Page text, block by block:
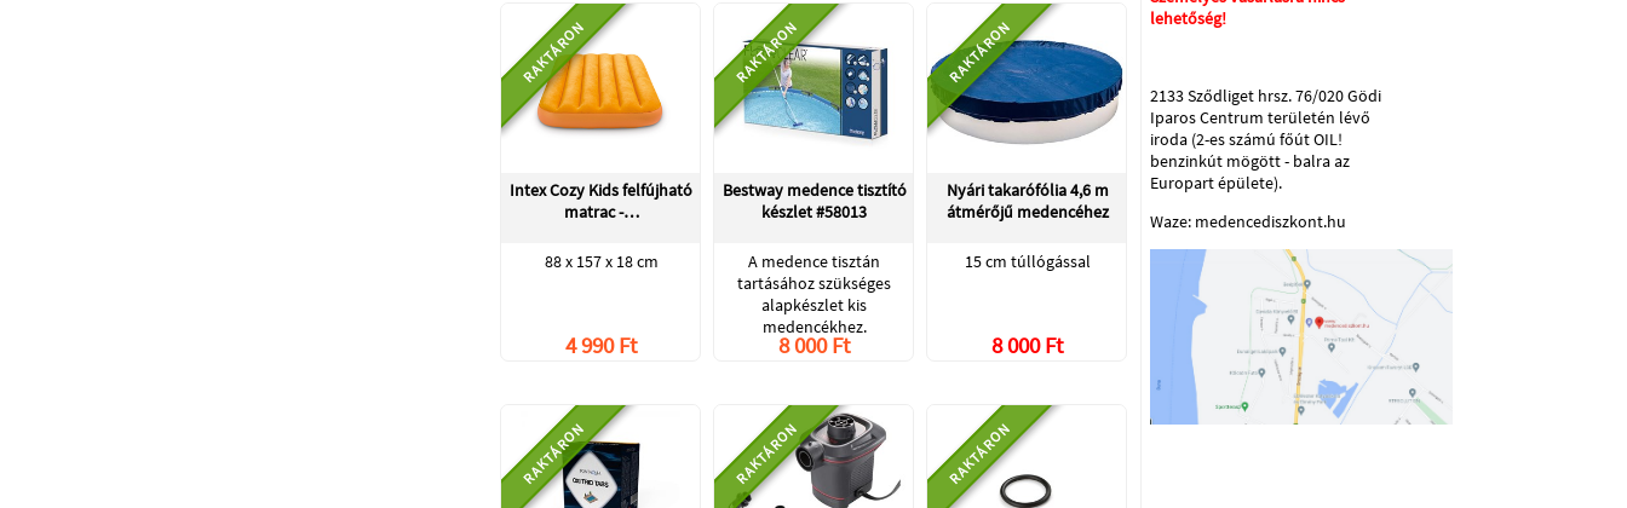
RAKTÁRON
Intex Cozy Kids felfújható
matrac -…
88 x 157 x 18 cm
4 990 Ft
RAKTÁRON
Bestway medence tisztító
készlet #58013
A medence tisztán
tartásához szükséges
alapkészlet kis
medencékhez.
8 000 Ft
RAKTÁRON
Nyári takarófólia 4,6 m
átmérőjű medencéhez
15 cm túllógással
8 000 Ft
RAKTÁRON RAKTÁRON RAKTÁRON
lehetőség!
2133 Sződliget hrsz. 76/020 Gödi
Iparos Centrum területén lévő
iroda (2-es számú főút OIL!
benzinkút mögött - balra az
Europart épülete).
Waze: medencediszkont.hu